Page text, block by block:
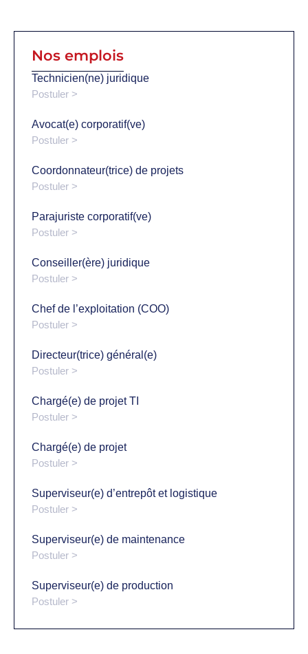
Nos emplois
Technicien(ne) juridique
Postuler >
Avocat(e) corporatif(ve)
Postuler >
Coordonnateur(trice) de projets
Postuler >
Parajuriste corporatif(ve)
Postuler >
Conseiller(ère) juridique
Postuler >
Chef de l’exploitation (COO)
Postuler >
Directeur(trice) général(e)
Postuler >
Chargé(e) de projet TI
Postuler >
Chargé(e) de projet
Postuler >
Superviseur(e) d’entrepôt et logistique
Postuler >
Superviseur(e) de maintenance
Postuler >
Superviseur(e) de production
Postuler >